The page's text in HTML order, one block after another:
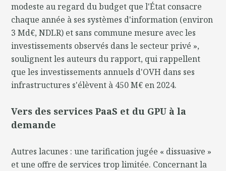
modeste au regard du budget que l'État consacre
chaque année à ses systèmes d'information (environ
3 Md€, NDLR) et sans commune mesure avec les
investissements observés dans le secteur privé »,
soulignent les auteurs du rapport, qui rappellent
que les investissements annuels d'OVH dans ses
infrastructures s'élèvent à 450 M€ en 2024.
Vers des services PaaS et du GPU à la
demande
Autres lacunes : une tarification jugée « dissuasive »
et une offre de services trop limitée. Concernant la